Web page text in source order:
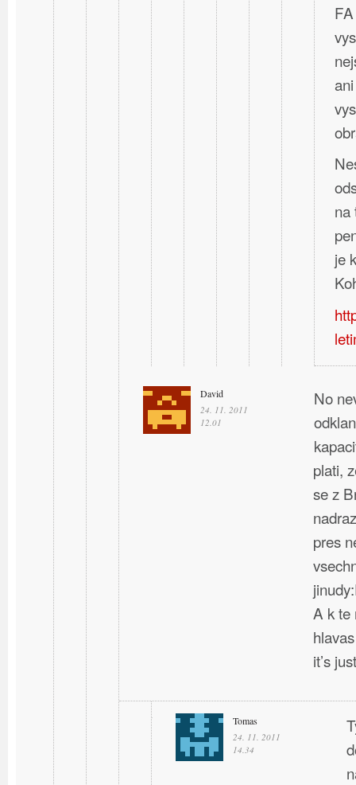
na
je
David
24. 11. 2011
12.01
No
plati,
se z
pres
A k te
it’s
Tomas
24. 11. 2011
14.34